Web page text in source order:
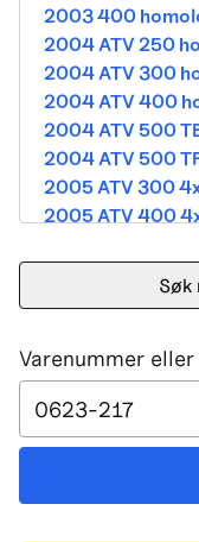
2003 400
2004 ATV 250
2004 ATV 300
2004 ATV 400
2004 ATV 500
2004 ATV 500
2005 ATV 300
2005 ATV 400
2005 ATV 500
2005 ATV 500i
2005 DVX 400
2006 250 Utility
2006 400 Street
2006 400 3in1
2006 400 dvx
2006 500 4x4A
Søk
Varenummer